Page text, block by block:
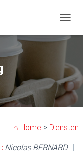
⌂ Home > Diensten
: Nicolas BERNARD |